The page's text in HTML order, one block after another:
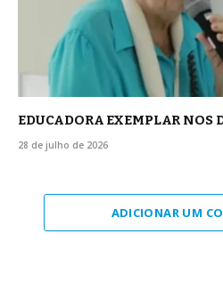
EDUCADORA EXEMPLAR NOS
28 de julho de 2026
ADICIONAR UM